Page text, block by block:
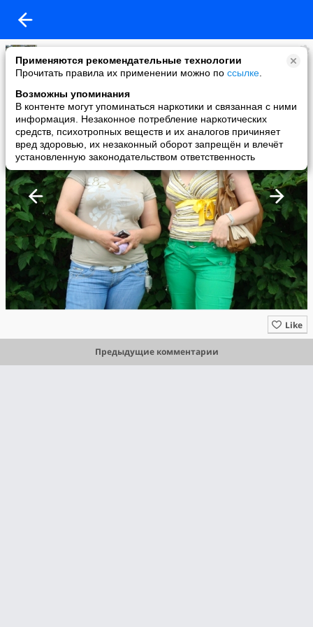
Применяются рекомендательные технологии
Прочитать правила их применении можно по ссылке
Возможны упоминания
В контенте могут упоминаться наркотики и связанная с ними
информация. Незаконное потребление наркотических
средств, психотропных веществ и их аналогов причиняет
вред здоровью, их незаконный оборот запрещён и влечёт
установленную законодательством ответственность
Олеся Шорина
added a photo
04 Oct в 08:43
Like
Предыдущие комментарии